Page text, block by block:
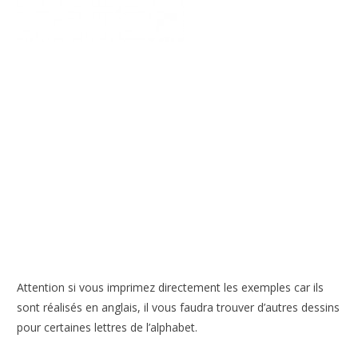
Attention si vous imprimez directement les exemples car ils
sont réalisés en anglais, il vous faudra trouver d’autres dessins
pour certaines lettres de l’alphabet.